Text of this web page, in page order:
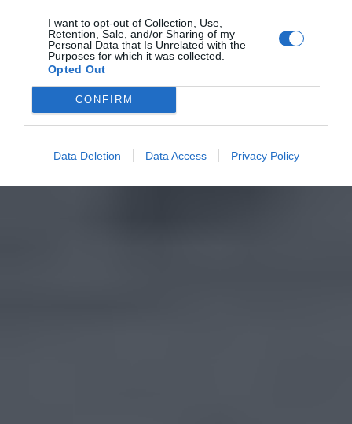
I want to opt-out of Collection, Use,
Retention, Sale, and/or Sharing of my
Personal Data that Is Unrelated with the
Purposes for which it was collected.
Opted Out
CONFIRM
Data Deletion Data Access Privacy Policy